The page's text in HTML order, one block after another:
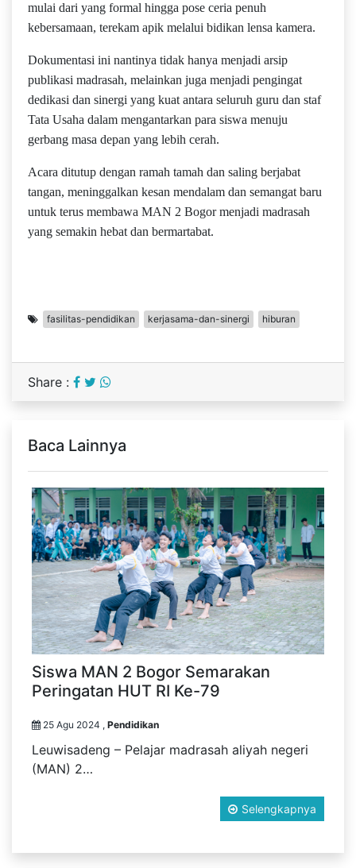
mulai dari yang formal hingga pose ceria penuh
kebersamaan, terekam apik melalui bidikan lensa kamera.
Dokumentasi ini nantinya tidak hanya menjadi arsip
publikasi madrasah, melainkan juga menjadi pengingat
dedikasi dan sinergi yang kuat antara seluruh guru dan staf
Tata Usaha dalam mengantarkan para siswa menuju
gerbang masa depan yang lebih cerah.
Acara ditutup dengan ramah tamah dan saling berjabat
tangan, meninggalkan kesan mendalam dan semangat baru
untuk terus membawa MAN 2 Bogor menjadi madrasah
yang semakin hebat dan bermartabat.
fasilitas-pendidikan kerjasama-dan-sinergi hiburan
Share :
Baca Lainnya
Siswa MAN 2 Bogor Semarakan
Peringatan HUT RI Ke-79
25 Agu 2024 , Pendidikan
Leuwisadeng – Pelajar madrasah aliyah negeri
(MAN) 2…
Selengkapnya